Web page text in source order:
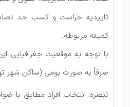
تاییدیه حراست و کسب حد
کمیته مربوطه.
با توجه به موقعیت جغرافیایی
صرفاً به صورت بومی (ساکن شهر
تبصره: انتخاب افراد مطابق با